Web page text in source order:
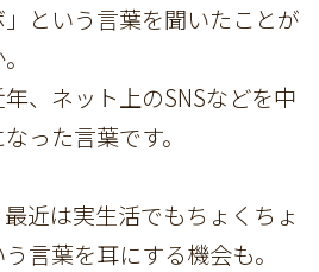
という言葉を聞いたことが
年、ネット上のSNSなどを中
った言葉です。
近は実生活でもちょくちょ
言葉を耳にする機会も。